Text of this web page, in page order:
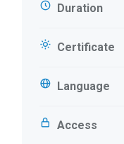
Duration
Certificate
Language
Access